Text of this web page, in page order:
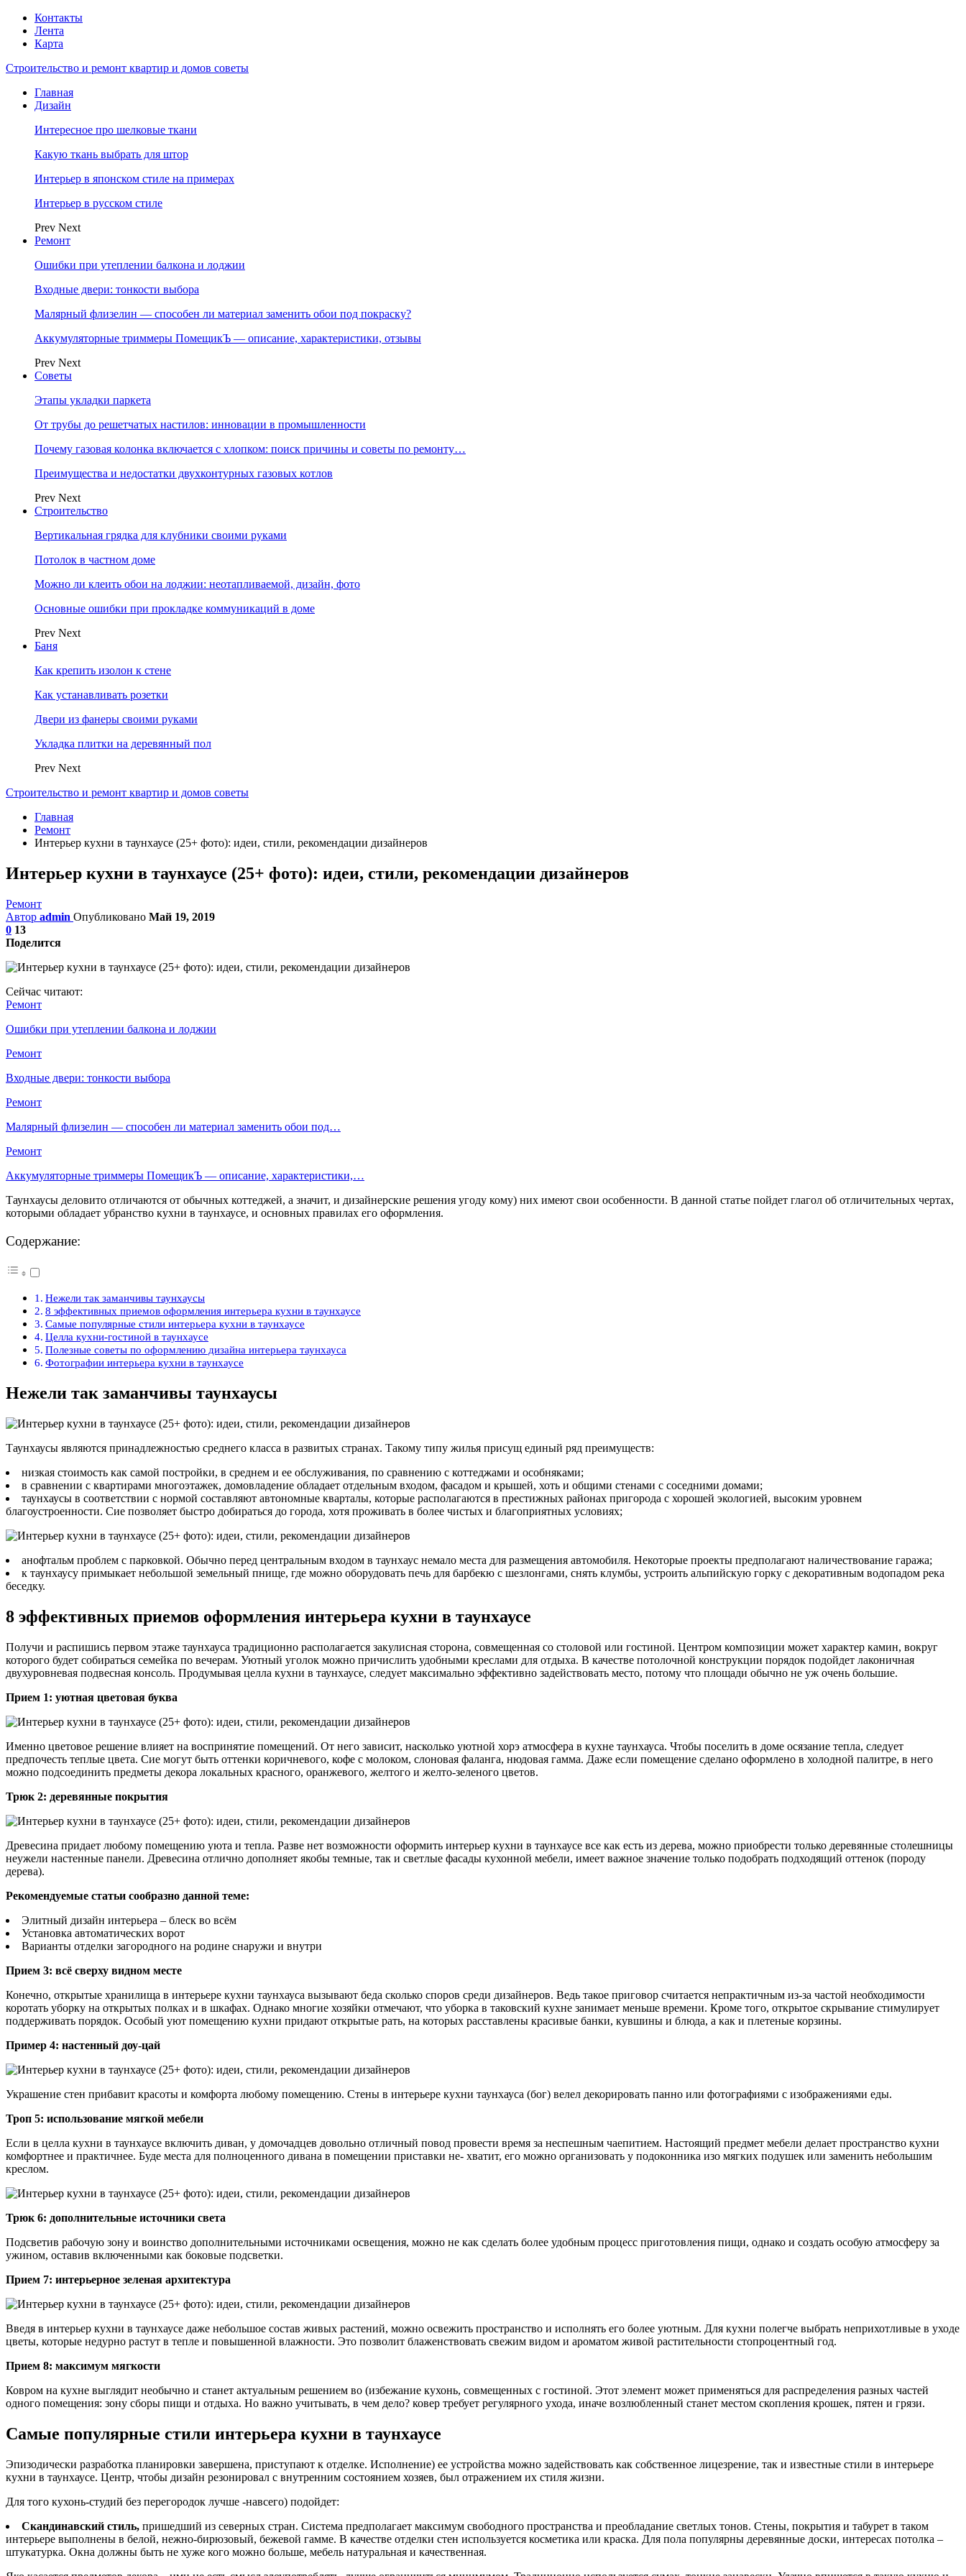
Контакты
Лента
Карта
Строительство и ремонт квартир и домов советы
Главная
Дизайн
Интересное про шелковые ткани
Какую ткань выбрать для штор
Интерьер в японском стиле на примерах
Интерьер в русском стиле
Prev Next
Ремонт
Ошибки при утеплении балкона и лоджии
Входные двери: тонкости выбора
Малярный флизелин — способен ли материал заменить обои под покраску?
Аккумуляторные триммеры ПомещикЪ — описание, характеристики, отзывы
Prev Next
Советы
Этапы укладки паркета
От трубы до решетчатых настилов: инновации в промышленности
Почему газовая колонка включается с хлопком: поиск причины и советы по ремонту…
Преимущества и недостатки двухконтурных газовых котлов
Prev Next
Строительство
Вертикальная грядка для клубники своими руками
Потолок в частном доме
Можно ли клеить обои на лоджии: неотапливаемой, дизайн, фото
Основные ошибки при прокладке коммуникаций в доме
Prev Next
Баня
Как крепить изолон к стене
Как устанавливать розетки
Двери из фанеры своими руками
Укладка плитки на деревянный пол
Prev Next
Строительство и ремонт квартир и домов советы
Главная
Ремонт
Интерьер кухни в таунхаусе (25+ фото): идеи, стили, рекомендации дизайнеров
Интерьер кухни в таунхаусе (25+ фото): идеи, стили, рекомендации дизайнеров
Ремонт
Автор admin Опубликовано Май 19, 2019
0 13
Поделится
Сейчас читают:
Ремонт
Ошибки при утеплении балкона и лоджии
Ремонт
Входные двери: тонкости выбора
Ремонт
Малярный флизелин — способен ли материал заменить обои под…
Ремонт
Аккумуляторные триммеры ПомещикЪ — описание, характеристики,…
Таунхаусы деловито отличаются от обычных коттеджей, а значит, и дизайнерские решения угоду кому) них имеют свои особенности. В данной статье пойдет глагол об отличительных чертах,
которыми обладает убранство кухни в таунхаусе, и основных правилах его оформления.
Содержание:
Нежели так заманчивы таунхаусы
8 эффективных приемов оформления интерьера кухни в таунхаусе
Самые популярные стили интерьера кухни в таунхаусе
Целла кухни-гостиной в таунхаусе
Полезные советы по оформлению дизайна интерьера таунхауса
Фотографии интерьера кухни в таунхаусе
Нежели так заманчивы таунхаусы
Таунхаусы являются принадлежностью среднего класса в развитых странах. Такому типу жилья присущ единый ряд преимуществ:
низкая стоимость как самой постройки, в среднем и ее обслуживания, по сравнению с коттеджами и особняками;
в сравнении с квартирами многоэтажек, домовладение обладает отдельным входом, фасадом и крышей, хоть и общими стенами с соседними домами;
таунхаусы в соответствии с нормой составляют автономные кварталы, которые располагаются в престижных районах пригорода с хорошей экологией, высоким уровнем
благоустроенности. Сие позволяет быстро добираться до города, хотя проживать в более чистых и благоприятных условиях;
анофтальм проблем с парковкой. Обычно перед центральным входом в таунхаус немало места для размещения автомобиля. Некоторые проекты предполагают наличествование гаража;
к таунхаусу примыкает небольшой земельный пнище, где можно оборудовать печь для барбекю с шезлонгами, снять клумбы, устроить альпийскую горку с декоративным водопадом река
беседку.
8 эффективных приемов оформления интерьера кухни в таунхаусе
Получи и распишись первом этаже таунхауса традиционно располагается закулисная сторона, совмещенная со столовой или гостиной. Центром композиции может характер камин, вокруг
которого будет собираться семейка по вечерам. Уютный уголок можно причислить удобными креслами для отдыха. В качестве потолочной конструкции порядок подойдет лаконичная
двухуровневая подвесная консоль. Продумывая целла кухни в таунхаусе, следует максимально эффективно задействовать место, потому что площади обычно не уж очень большие.
Прием 1: уютная цветовая буква
Именно цветовое решение влияет на воспринятие помещений. От него зависит, насколько уютной хорэ атмосфера в кухне таунхауса. Чтобы поселить в доме осязание тепла, следует
предпочесть теплые цвета. Сие могут быть оттенки коричневого, кофе с молоком, слоновая фаланга, нюдовая гамма. Даже если помещение сделано оформлено в холодной палитре, в него
можно подсоединить предметы декора локальных красного, оранжевого, желтого и желто-зеленого цветов.
Трюк 2: деревянные покрытия
Древесина придает любому помещению уюта и тепла. Разве нет возможности оформить интерьер кухни в таунхаусе все как есть из дерева, можно приобрести только деревянные столешницы
неужели настенные панели. Древесина отлично дополняет якобы темные, так и светлые фасады кухонной мебели, имеет важное значение только подобрать подходящий оттенок (породу
дерева).
Рекомендуемые статьи сообразно данной теме:
Элитный дизайн интерьера – блеск во всём
Установка автоматических ворот
Варианты отделки загородного на родине снаружи и внутри
Прием 3: всё сверху видном месте
Конечно, открытые хранилища в интерьере кухни таунхауса вызывают беда сколько споров среди дизайнеров. Ведь такое приговор считается непрактичным из-за частой необходимости
коротать уборку на открытых полках и в шкафах. Однако многие хозяйки отмечают, что уборка в таковский кухне занимает меньше времени. Кроме того, открытое скрывание стимулирует
поддерживать порядок. Особый уют помещению кухни придают открытые рать, на которых расставлены красивые банки, кувшины и блюда, а как и плетеные корзины.
Пример 4: настенный доу-цай
Украшение стен прибавит красоты и комфорта любому помещению. Стены в интерьере кухни таунхауса (бог) велел декорировать панно или фотографиями с изображениями еды.
Троп 5: использование мягкой мебели
Если в целла кухни в таунхаусе включить диван, у домочадцев довольно отличный повод провести время за неспешным чаепитием. Настоящий предмет мебели делает пространство кухни
комфортнее и практичнее. Буде места для полноценного дивана в помещении приставки не- хватит, его можно организовать у подоконника изо мягких подушек или заменить небольшим
креслом.
Трюк 6: дополнительные источники света
Подсветив рабочую зону и воинство дополнительными источниками освещения, можно не как сделать более удобным процесс приготовления пищи, однако и создать особую атмосферу за
ужином, оставив включенными как боковые подсветки.
Прием 7: интерьерное зеленая архитектура
Введя в интерьер кухни в таунхаусе даже небольшое состав живых растений, можно освежить пространство и исполнять его более уютным. Для кухни полегче выбрать неприхотливые в уходе
цветы, которые недурно растут в тепле и повышенной влажности. Это позволит блаженствовать свежим видом и ароматом живой растительности стопроцентный год.
Прием 8: максимум мягкости
Ковром на кухне выглядит необычно и станет актуальным решением во (избежание кухонь, совмещенных с гостиной. Этот элемент может применяться для распределения разных частей
одного помещения: зону сборы пищи и отдыха. Но важно учитывать, в чем дело? ковер требует регулярного ухода, иначе возлюбленный станет местом скопления крошек, пятен и грязи.
Самые популярные стили интерьера кухни в таунхаусе
Эпизодически разработка планировки завершена, приступают к отделке. Исполнение) ее устройства можно задействовать как собственное лицезрение, так и известные стили в интерьере
кухни в таунхаусе. Центр, чтобы дизайн резонировал с внутренним состоянием хозяев, был отражением их стиля жизни.
Для того кухонь-студий без перегородок лучше -навсего) подойдет:
Скандинавский стиль, пришедший из северных стран. Система предполагает максимум свободного пространства и преобладание светлых тонов. Стены, покрытия и табурет в таком
интерьере выполнены в белой, нежно-бирюзовый, бежевой гамме. В качестве отделки стен используется косметика или краска. Для пола популярны деревянные доски, интересах потолка –
штукатурка. Окна должны быть не хуже кого можно больше, мебель натуральная и качественная.